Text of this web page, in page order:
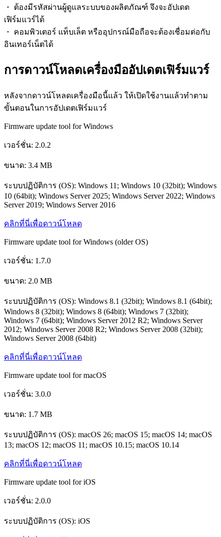
・ ต้องมีรหัสผ่านผู้ดูแลระบบของผลิตภัณฑ์ จึงจะอัปเดต
เฟิร์มแวร์ได้
・ คอมพิวเตอร์ แท็บเล็ต หรืออุปกรณ์มือถือจะต้องเชื่อมต่อกับ
อินเทอร์เน็ตได้
การดาวน์โหลดเครื่องมืออัปเดตเฟิร์มแวร์
หลังจากดาวน์โหลดเครื่องมือนี้แล้ว ให้เปิดใช้งานแล้วทำตาม
ขั้นตอนในการอัปเดตเฟิร์มแวร์
Firmware update tool for Windows
เวอร์ชั่น: 2.0.2
ขนาด: 3.4 MB
ระบบปฏิบัติการ (OS): Windows 11; Windows 10 (32bit); Windows
10 (64bit); Windows Server 2025; Windows Server 2022; Windows
Server 2019; Windows Server 2016
คลิกที่นี่เพื่อดาวน์โหลด
Firmware update tool for Windows (older OS)
เวอร์ชั่น: 1.7.0
ขนาด: 2.0 MB
ระบบปฏิบัติการ (OS): Windows 8.1 (32bit); Windows 8.1 (64bit);
Windows 8 (32bit); Windows 8 (64bit); Windows 7 (32bit);
Windows 7 (64bit); Windows Server 2012 R2; Windows Server
2012; Windows Server 2008 R2; Windows Server 2008 (32bit);
Windows Server 2008 (64bit)
คลิกที่นี่เพื่อดาวน์โหลด
Firmware update tool for macOS
เวอร์ชั่น: 3.0.0
ขนาด: 1.7 MB
ระบบปฏิบัติการ (OS): macOS 26; macOS 15; macOS 14; macOS
13; macOS 12; macOS 11; macOS 10.15; macOS 10.14
คลิกที่นี่เพื่อดาวน์โหลด
Firmware update tool for iOS
เวอร์ชั่น: 2.0.0
ระบบปฏิบัติการ (OS): iOS